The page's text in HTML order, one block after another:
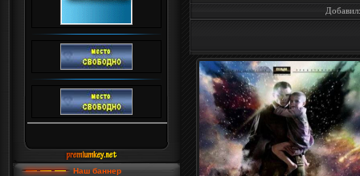
Наш баннер